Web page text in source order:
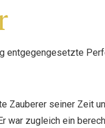
entgegengesetzte
Zauberer seiner Zeit
war zugleich ein